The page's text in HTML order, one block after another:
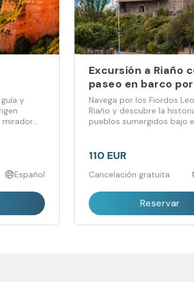
y
mirador
Español
Excursión a Riaño
paseo en barco
Fiordos Leoneses
Navega por los Fiordos
Riaño y descubre la
pueblos sumergidos bajo
110 EUR
Cancelación gratuita
Reservar